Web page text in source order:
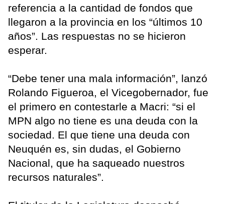
referencia a la cantidad de fondos que
llegaron a la provincia en los “últimos 10
años”. Las respuestas no se hicieron
esperar.
“Debe tener una mala información”, lanzó
Rolando Figueroa, el Vicegobernador, fue
el primero en contestarle a Macri: “si el
MPN algo no tiene es una deuda con la
sociedad. El que tiene una deuda con
Neuquén es, sin dudas, el Gobierno
Nacional, que ha saqueado nuestros
recursos naturales”.